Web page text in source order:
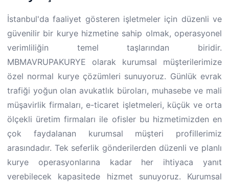
İstanbul'da faaliyet gösteren işletmeler için düzenli ve
güvenilir bir kurye hizmetine sahip olmak, operasyonel
verimliliğin temel taşlarından biridir.
MBMAVRUPAKURYE olarak kurumsal müşterilerimize
özel normal kurye çözümleri sunuyoruz. Günlük evrak
trafiği yoğun olan avukatlık büroları, muhasebe ve mali
müşavirlik firmaları, e-ticaret işletmeleri, küçük ve orta
ölçekli üretim firmaları ile ofisler bu hizmetimizden en
çok faydalanan kurumsal müşteri profillerimiz
arasındadır. Tek seferlik gönderilerden düzenli ve planlı
kurye operasyonlarına kadar her ihtiyaca yanıt
verebilecek kapasitede hizmet sunuyoruz. Kurumsal